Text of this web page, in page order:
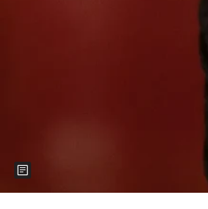
Zeigt weitere Informationen zum Bild